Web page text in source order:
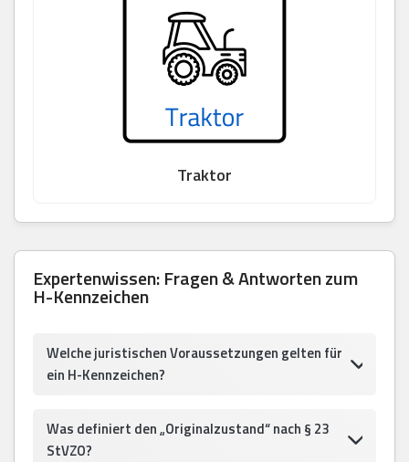
Traktor
Expertenwissen: Fragen & Antworten zum
H-Kennzeichen
Welche juristischen Voraussetzungen gelten für
ein H-Kennzeichen?
Was definiert den „Originalzustand“ nach § 23
StVZO?